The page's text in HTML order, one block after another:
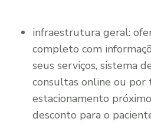
infraestrutura geral:
completo com
seus serviços, sistema
consultas online ou por
estacionamento
desconto para o